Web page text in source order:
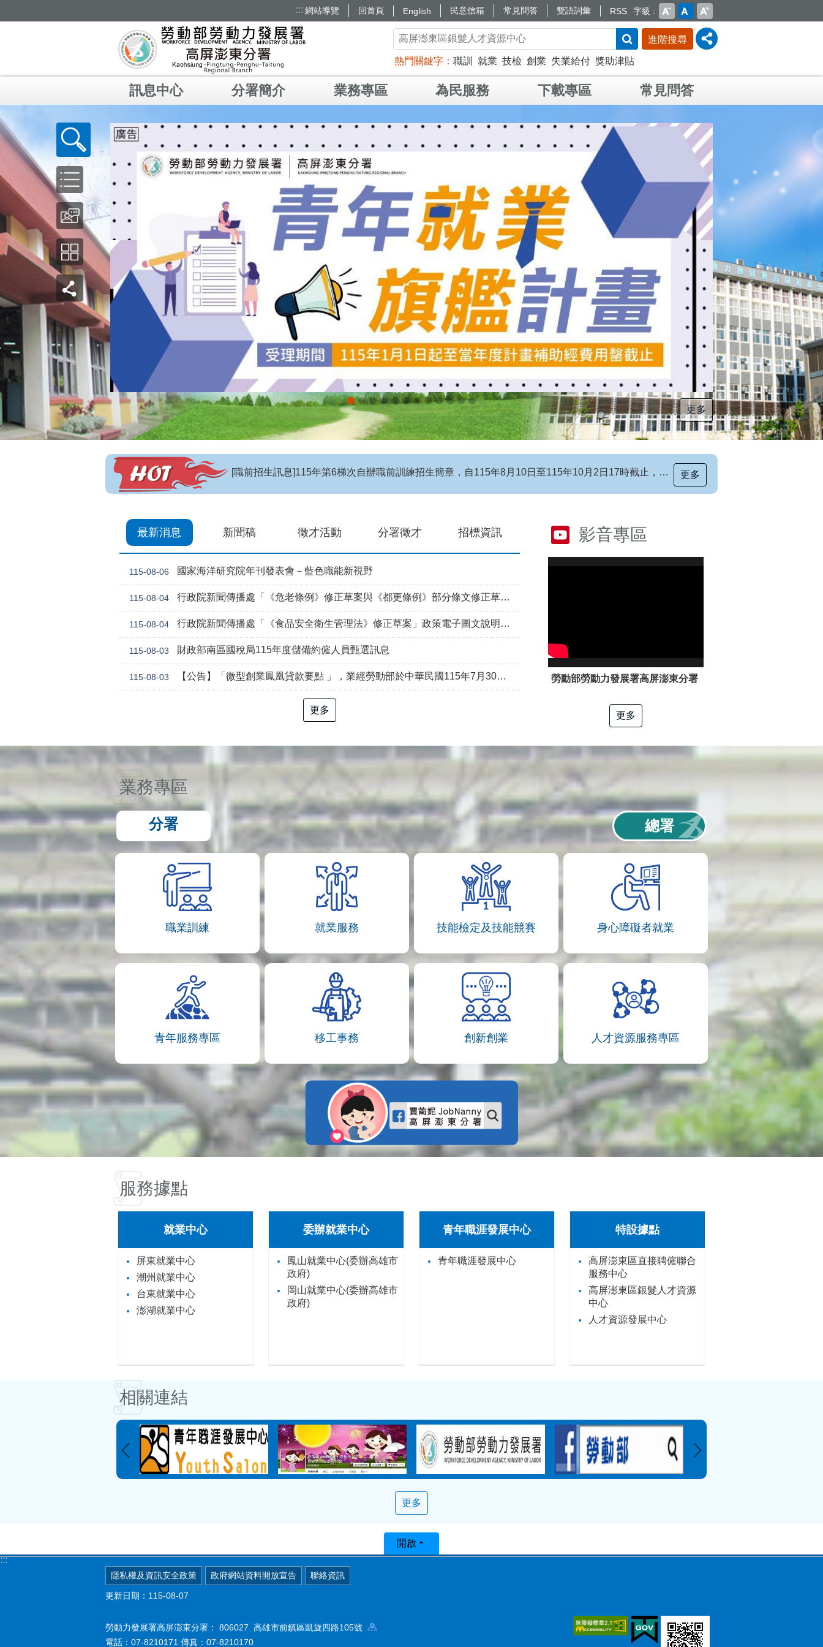
::: 網站導覽 回首頁 English 民意信箱 常見問答 雙語詞彙 RSS 字級
進階搜尋
熱門關鍵字 職訓 就業 技檢 創業 失業給付 獎助津貼
訊息中心 分署簡介 業務專區 為民服務 下載專區 常見問答
:::
更多
【招生訊息】115年度第4梯次自辦在職進修訓練招生簡章
[職前招生訊息]115年第6梯次自辦職前訓練招生簡章，自115年8月10日至115年10月2日17時截止，歡迎報名
更多
最新消息 新聞稿 徵才活動 分署徵才 招標資訊
115-08-06 國家海洋研究院年刊發表會－藍色職能新視野
115-08-04 行政院新聞傳播處「《危老條例》修正草案與《都更條例》部分條文修正草案」政策電子圖文說明資料
115-08-04 行政院新聞傳播處「《食品安全衛生管理法》修正草案」政策電子圖文說明資料
115-08-03 財政部南區國稅局115年度儲備約僱人員甄選訊息
115-08-03 【公告】「微型創業鳳凰貸款要點 」，業經勞動部於中華民國115年7月30日以勞動發創字第1150509757號令修正發布，並自115年8月1日生效。
更多
影音專區
勞動部勞動力發展署高屏澎東分署「電工冷凍」職類介紹
更多
業務專區
分署 總署
職業訓練 就業服務 技能檢定及技能競賽 身心障礙者就業
青年服務專區 移工事務 創新創業 人才資源服務專區
服務據點
就業中心
屏東就業中心
潮州就業中心
台東就業中心
澎湖就業中心
委辦就業中心
鳳山就業中心(委辦高雄市
政府)
岡山就業中心(委辦高雄市
政府)
青年職涯發展中心
青年職涯發展中心
特設據點
高屏澎東區直接聘僱聯合
服務中心
高屏澎東區銀髮人才資源
中心
人才資源發展中心
相關連結
更多
:::
開啟
隱私權及資訊安全政策 政府網站資料開放宣告 聯絡資訊
更新日期：115-08-07
勞動力發展署高屏澎東分署： 806027 高雄市前鎮區凱旋四路105號
電話：07-8210171 傳真：07-8210170